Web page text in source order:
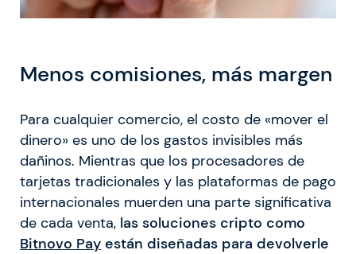
Menos comisiones, más margen
Para cualquier comercio, el costo de «mover el
dinero» es uno de los gastos invisibles más
dañinos. Mientras que los procesadores de
tarjetas tradicionales y las plataformas de pago
internacionales muerden una parte significativa
de cada venta, las soluciones cripto como
Bitnovo Pay están diseñadas para devolverle